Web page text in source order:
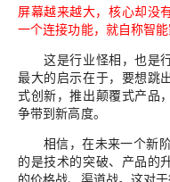
屏幕越来越大，核心却没
一个连接功能，就自称智
这是行业怪相，也是行
最大的启示在于，要想跳
式创新，推出颠覆式产品
争带到新高度。
相信，在未来一个新阶
的是技术的突破、产品的
的价格战、渠道战。这对